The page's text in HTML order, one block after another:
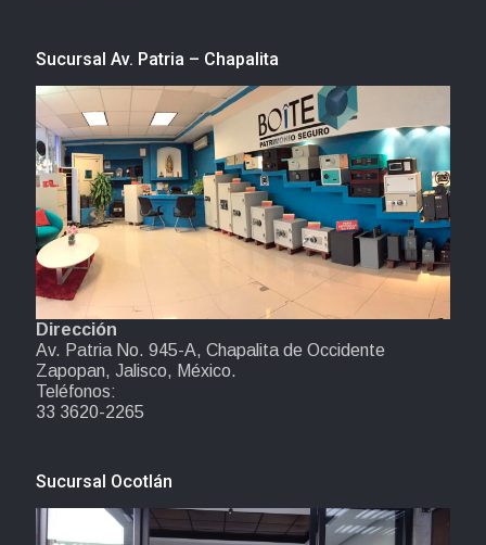
Sucursal Av. Patria – Chapalita
Dirección
Av. Patria No. 945-A, Chapalita de Occidente
Zapopan, Jalisco, México.
Teléfonos:
33 3620-2265
Sucursal Ocotlán